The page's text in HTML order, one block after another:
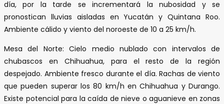
día, por la tarde se incrementará la nubosidad y se
pronostican lluvias aisladas en Yucatán y Quintana Roo.
Ambiente cálido y viento del noroeste de 10 a 25 km/h.
Mesa del Norte: Cielo medio nublado con intervalos de
chubascos en Chihuahua, para el resto de la región
despejado. Ambiente fresco durante el día. Rachas de viento
que pueden superar los 80 km/h en Chihuahua y Durango.
Existe potencial para la caída de nieve o aguanieve en zonas